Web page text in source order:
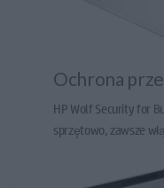
Ochrona
HP Wolf Security for
sprzętowo, zawsze